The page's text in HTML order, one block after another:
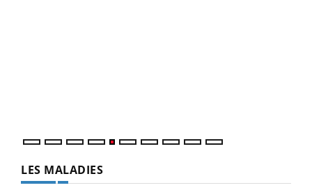
LES MALADIES